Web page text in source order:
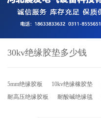
30kv绝缘胶垫多少钱
5mm绝缘胶板 10kv绝缘橡胶垫
耐高压绝缘胶板
耐酸碱绝缘毯